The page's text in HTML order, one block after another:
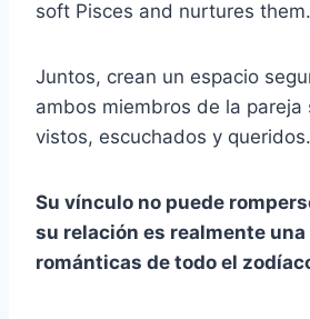
soft Pisces and nurtures them.
Juntos, crean un espacio
ambos miembros de la pareja
vistos, escuchados y queridos.
Su vínculo no puede
su relación es realmente una
románticas de todo el